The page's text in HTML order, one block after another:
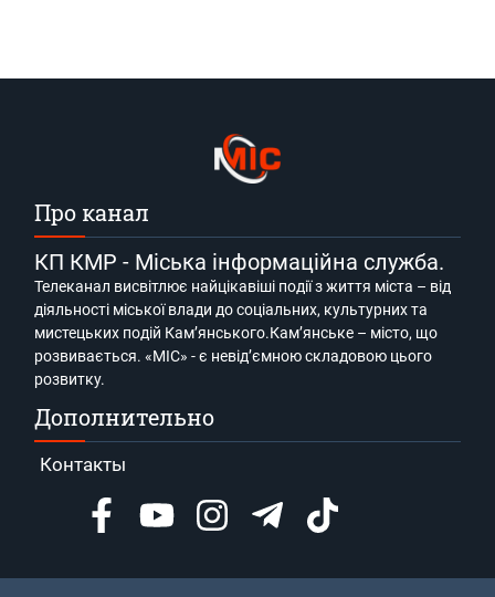
Про канал
КП КМР - Міська інформаційна служба.
Телеканал висвітлює найцікавіші події з життя міста – від
діяльності міської влади до соціальних, культурних та
мистецьких подій Кам’янського.Кам’янське – місто, що
розвивається. «МІС» - є невід’ємною складовою цього
розвитку.
Дополнительно
Контакты